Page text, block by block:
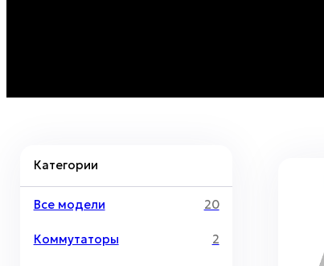
Категории
Все модели 20
Коммутаторы 2